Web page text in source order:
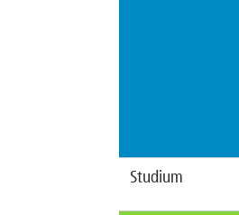
Studium